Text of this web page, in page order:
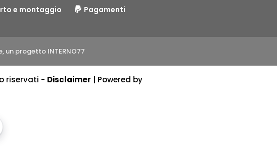
e montaggio
Pagamenti
progetto INTERNO77
riservati - Disclaimer | Powered by